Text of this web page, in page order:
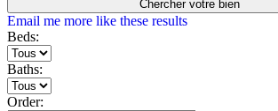
Chercher votre bien
Email me more like these results
Beds:
Baths:
Order: